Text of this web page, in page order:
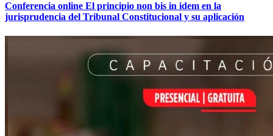
Conferencia online El principio non bis in idem en la
jurisprudencia del Tribunal Constitucional y su aplicación